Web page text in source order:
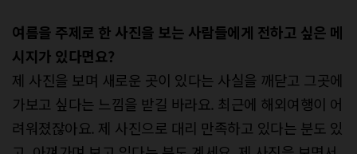
여름을 주제로 한 사진을 보는 사람들에게 전하고 싶은 메
시지가 있다면요?
제 사진을 보며 새로운 곳이 있다는 사실을 깨닫고 그곳에
가보고 싶다는 느낌을 받길 바라요. 최근에 해외여행이 어
려워졌잖아요. 제 사진으로 대리 만족하고 있다는 분도 있